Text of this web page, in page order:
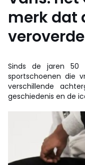
merk dat
veroverde
Sinds de jaren 50
sportschoenen die
verschillende
geschiedenis en de